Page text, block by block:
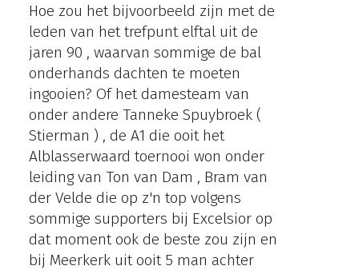
Hoe zou het bijvoorbeeld zijn met de
leden van het trefpunt elftal uit de
jaren 90 , waarvan sommige de bal
onderhands dachten te moeten
ingooien? Of het damesteam van
onder andere Tanneke Spuybroek (
Stierman ) , de A1 die ooit het
Alblasserwaard toernooi won onder
leiding van Ton van Dam , Bram van
der Velde die op z'n top volgens
sommige supporters bij Excelsior op
dat moment ook de beste zou zijn en
bij Meerkerk uit ooit 5 man achter